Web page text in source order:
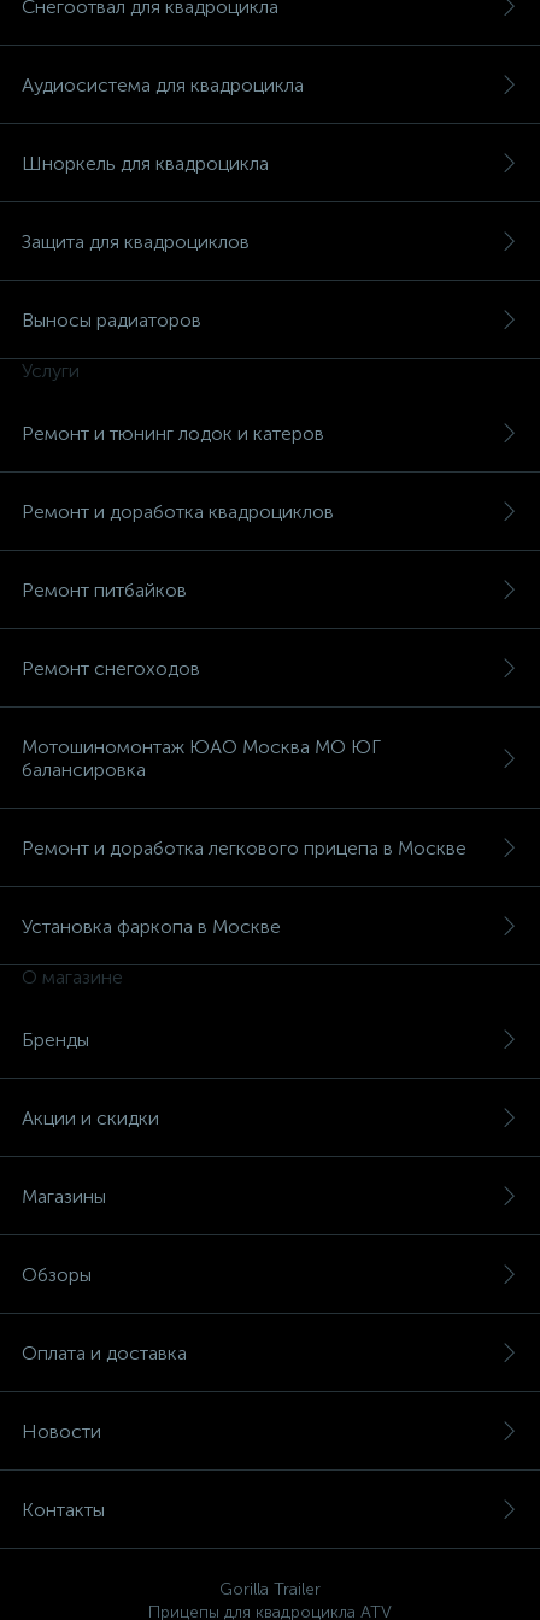
Снегоотвал для квадроцикла
Аудиосистема для квадроцикла
Шноркель для квадроцикла
Защита для квадроциклов
Выносы радиаторов
Услуги
Ремонт и тюнинг лодок и катеров
Ремонт и доработка квадроциклов
Ремонт питбайков
Ремонт снегоходов
Мотошиномонтаж ЮАО Москва МО ЮГ
балансировка
Ремонт и доработка легкового прицепа в Москве
Установка фаркопа в Москве
О магазине
Бренды
Акции и скидки
Магазины
Обзоры
Оплата и доставка
Новости
Контакты
Gorilla Trailer
Прицепы для квадроцикла ATV